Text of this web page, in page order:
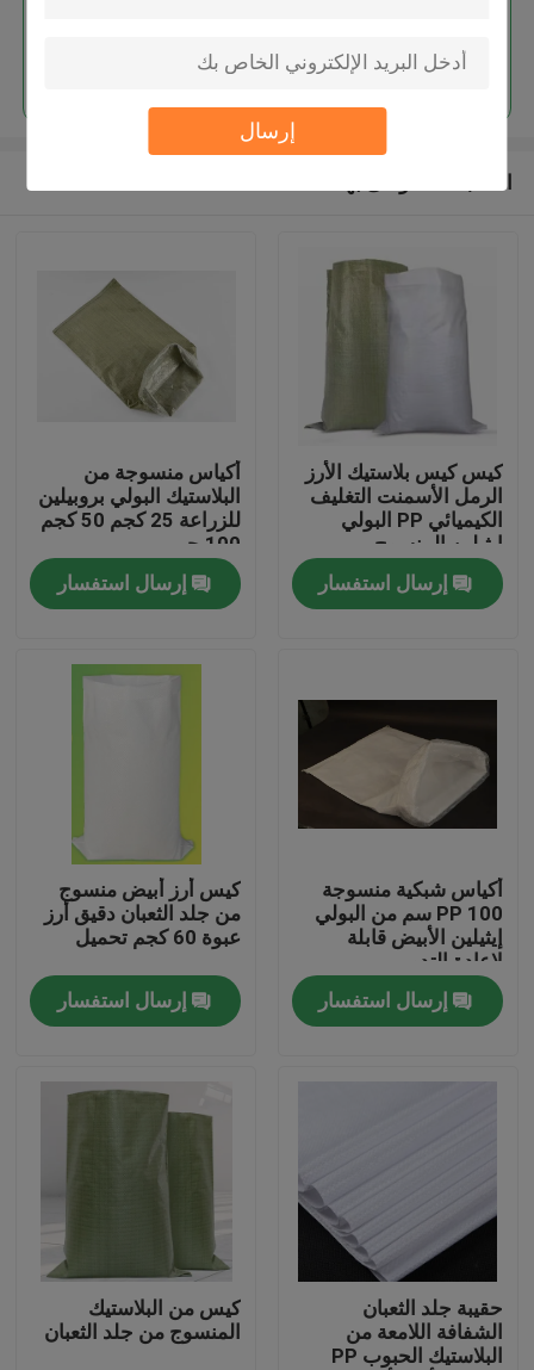
إرسال
منتجات
معلومات عنا
جولة في المعمل
مراقبة الجودة
أنبوب قابل للتقلص بالحرارة
أنابيب مرنة مموجة
استمر
المنتجات الموصى بها
كيس كيس بلاستيك الأرز
الرمل الأسمنت التغليف
الكيميائي PP البولي
إيثيلين المنسوج
إرسال استفسار
أكياس منسوجة من
البلاستيك البولي بروبيلين
للزراعة 25 كجم 50 كجم
100 جم
إرسال استفسار
أكياس شبكية منسوجة
PP 100 سم من البولي
إيثيلين الأبيض قابلة
لإعادة التدوير
إرسال استفسار
كيس أرز أبيض منسوج
من جلد الثعبان دقيق أرز
عبوة 60 كجم تحميل
إرسال استفسار
حقيبة جلد الثعبان
الشفافة اللامعة من
البلاستيك الحبوب PP
كيس من البلاستيك
المنسوج من جلد الثعبان